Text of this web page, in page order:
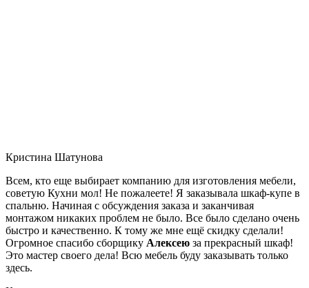
Кристина Шатунова
Всем, кто еще выбирает компанию для изготовления мебели,
советую Кухни мол! Не пожалеете! Я заказывала шкаф-купе в
спальню. Начиная с обсуждения заказа и заканчивая
монтажом никаких проблем не было. Все было сделано очень
быстро и качественно. К тому же мне ещё скидку сделали!
Огромное спасибо сборщику Алексею за прекрасный шкаф!
Это мастер своего дела! Всю мебель буду заказывать только
здесь.